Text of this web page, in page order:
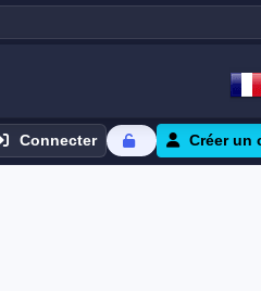
Connecter Créer un